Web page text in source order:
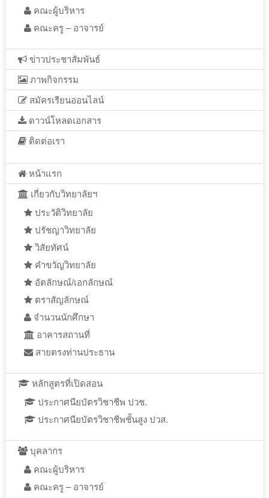
คณะผู้บริหาร
คณะครู – อาจารย์
ข่าวประชาสัมพันธ์
ภาพกิจกรรม
สมัครเรียนออนไลน์
ดาวน์โหลดเอกสาร
ติดต่อเรา
หน้าแรก
เกี่ยวกับวิทยาลัยฯ
ประวัติวิทยาลัย
ปรัชญาวิทยาลัย
วิสัยทัศน์
คำขวัญวิทยาลัย
อัตลักษณ์/เอกลักษณ์
ตราสัญลักษณ์
จำนวนนักศึกษา
อาคารสถานที่
สายตรงท่านประธาน
หลักสูตรที่เปิดสอน
ประกาศนียบัตรวิชาชีพ ปวช.
ประกาศนียบัตรวิชาชีพชั้นสูง ปวส.
บุคลากร
คณะผู้บริหาร
คณะครู – อาจารย์